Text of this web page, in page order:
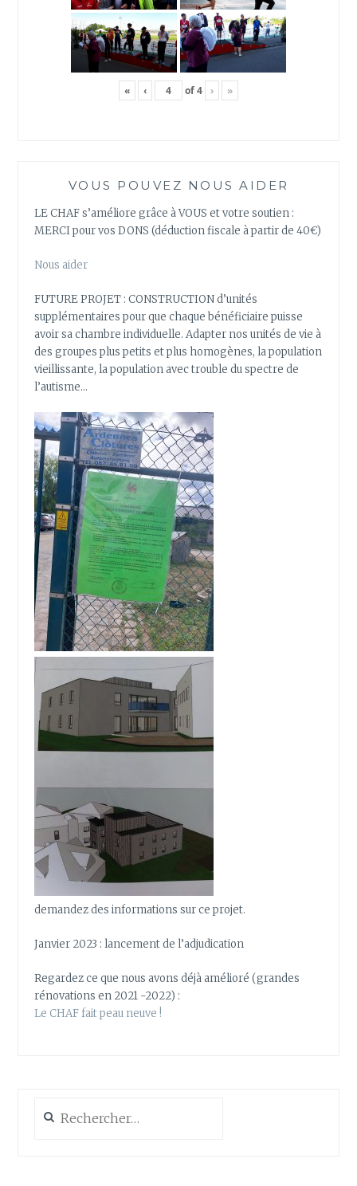
« ‹ of4 › »
VOUS POUVEZ NOUS AIDER
LE CHAF s’améliore grâce à VOUS et votre soutien :
MERCI pour vos DONS (déduction fiscale à partir de 40€)
Nous aider
FUTURE PROJET : CONSTRUCTION d’unités
supplémentaires pour que chaque bénéficiaire puisse
avoir sa chambre individuelle. Adapter nos unités de vie à
des groupes plus petits et plus homogènes, la population
vieillissante, la population avec trouble du spectre de
l’autisme…
demandez des informations sur ce projet.
Janvier 2023 : lancement de l’adjudication
Regardez ce que nous avons déjà amélioré (grandes
rénovations en 2021 -2022) :
Le CHAF fait peau neuve !